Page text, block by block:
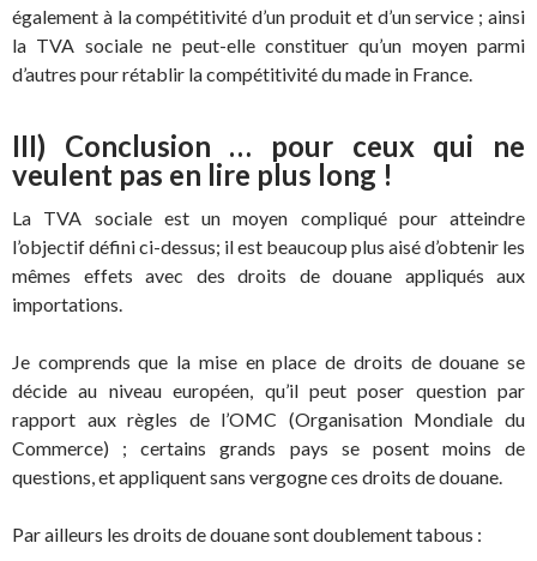
également à la compétitivité d’un produit et d’un service ; ainsi
la TVA sociale ne peut-elle constituer qu’un moyen parmi
d’autres pour rétablir la compétitivité du made in France.
III) Conclusion … pour ceux qui ne
veulent pas en lire plus long !
La TVA sociale est un moyen compliqué pour atteindre
l’objectif défini ci-dessus; il est beaucoup plus aisé d’obtenir les
mêmes effets avec des droits de douane appliqués aux
importations.
Je comprends que la mise en place de droits de douane se
décide au niveau européen, qu’il peut poser question par
rapport aux règles de l’OMC (Organisation Mondiale du
Commerce) ; certains grands pays se posent moins de
questions, et appliquent sans vergogne ces droits de douane.
Par ailleurs les droits de douane sont doublement tabous :